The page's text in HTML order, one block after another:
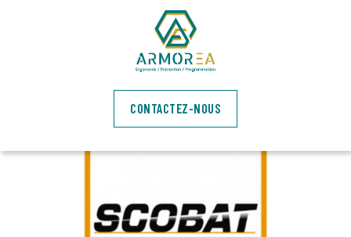
CONTACTEZ-NOUS
SCOBAT - LANGUEUX